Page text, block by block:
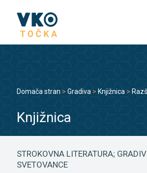
Domača stran > Gradiva > Knjižnica >
Knjižnica
STROKOVNA LITERATURA;
SVETOVANCE